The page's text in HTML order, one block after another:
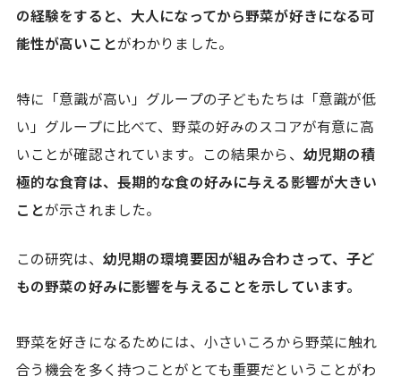
の経験をすると、大人になってから野菜が好きになる可
能性が高いことがわかりました。
特に「意識が高い」グループの子どもたちは「意識が低
い」グループに比べて、野菜の好みのスコアが有意に高
いことが確認されています。この結果から、 幼児期の積
極的な食育は、長期的な食の好みに与える影響が大きい
ことが示されました。
この研究は、 幼児期の環境要因が組み合わさって、子ど
もの野菜の好みに影響を与えることを示しています。
野菜を好きになるためには、小さいころから野菜に触れ
合う機会を多く持つことがとても重要だということがわ